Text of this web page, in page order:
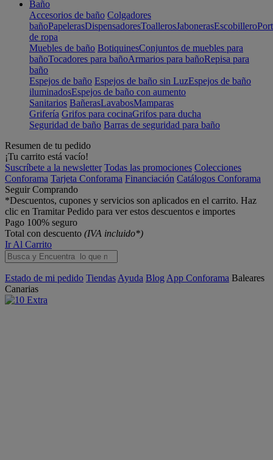
Baño
Accesorios de baño Colgadores
bañoPapelerasDispensadoresToallerosJabonerasEscobillero
de ropa
Muebles de baño BotiquinesConjuntos de muebles para
bañoTocadores para bañoArmarios para bañoRepisa para
baño
Espejos de baño Espejos de baño sin LuzEspejos de baño
iluminadosEspejos de baño con aumento
Sanitarios BañerasLavabosMamparas
Grifería Grifos para cocinaGrifos para ducha
Seguridad de baño Barras de seguridad para baño
Resumen de tu pedido
¡Tu carrito está vacío!
Suscríbete a la newsletter Todas las promociones Colecciones
Conforama Tarjeta Conforama Financiación Catálogos Conforama
Seguir Comprando
*Descuentos, cupones y servicios son aplicados en el carrito. Haz
clic en Tramitar Pedido para ver estos descuentos e importes
Pago 100% seguro
Total con descuento (IVA incluido*)
Ir Al Carrito
Estado de mi pedido Tiendas Ayuda Blog App Conforama Baleares
Canarias